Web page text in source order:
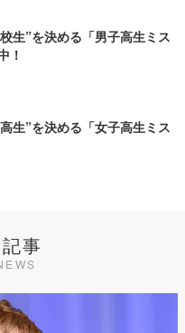
生”を決める「男子高生ミス
！
生”を決める「女子高生ミス
事